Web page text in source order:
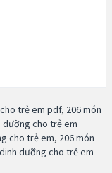
trẻ em pdf, 206 món
dưỡng cho trẻ em
cho trẻ em, 206 món
dưỡng cho trẻ em